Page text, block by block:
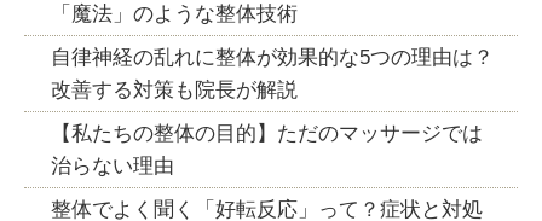
「魔法」のような整体技術
自律神経の乱れに整体が効果的な5つの理由は？
改善する対策も院長が解説
【私たちの整体の目的】ただのマッサージでは
治らない理由
整体でよく聞く「好転反応」って？症状と対処